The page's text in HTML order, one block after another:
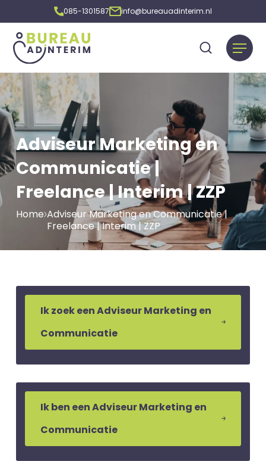
085-1301587 info@bureauadinterim.nl
Adviseur Marketing en
Communicatie |
Freelance | Interim | ZZP
Home Adviseur Marketing en Communicatie |
Freelance | Interim | ZZP
Ik zoek een Adviseur Marketing en
Communicatie
Ik ben een Adviseur Marketing en
Communicatie